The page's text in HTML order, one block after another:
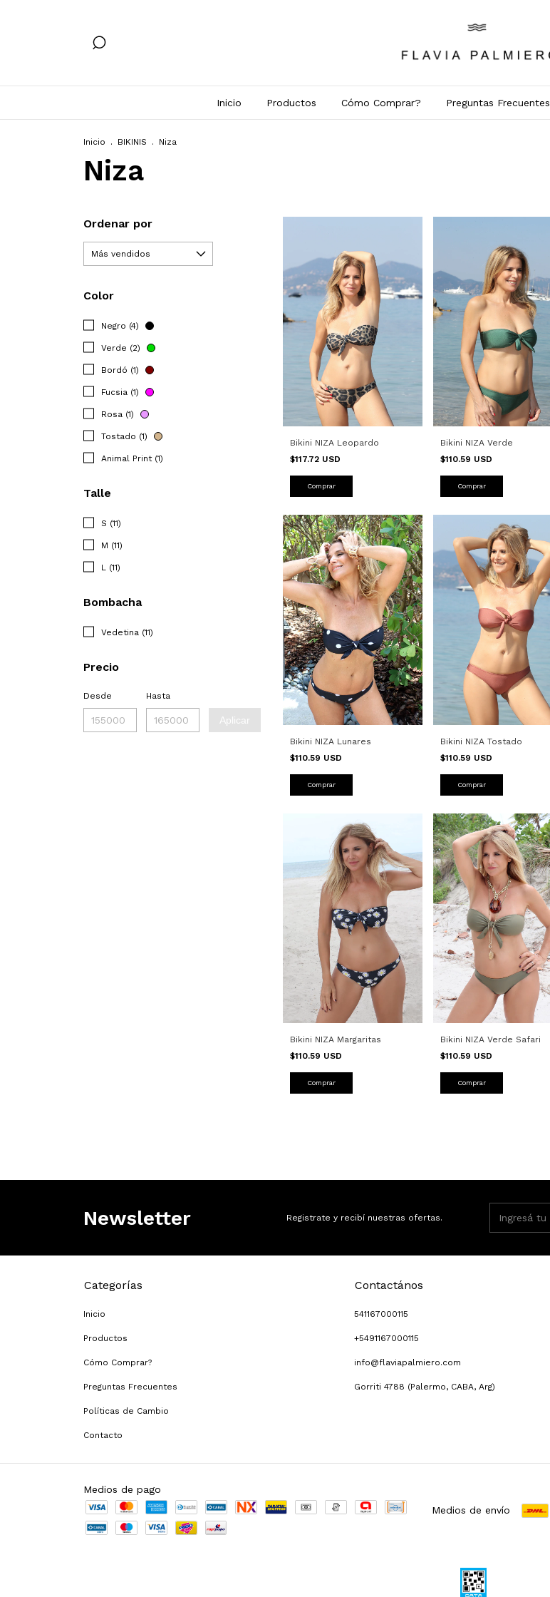
Inicio Productos Cómo Comprar? Preguntas Frecuentes
Inicio . BIKINIS . Niza
Niza
Ordenar por
Color
Negro (4)
Verde (2)
Bordó (1)
Fucsia (1)
Rosa (1)
Tostado (1)
Animal Print (1)
Talle
S (11)
M (11)
L (11)
Bombacha
Vedetina (11)
Precio
Desde Hasta
Aplicar
Bikini NIZA Leopardo
$117.72 USD
Comprar
Bikini NIZA Verde
$110.59 USD
Comprar
Bikini NIZA Lunares
$110.59 USD
Comprar
Bikini NIZA Tostado
$110.59 USD
Comprar
Bikini NIZA Margaritas
$110.59 USD
Comprar
Bikini NIZA Verde Safari
$110.59 USD
Comprar
Newsletter Registrate y recibí nuestras ofertas.
Categorías
Inicio
Productos
Cómo Comprar?
Preguntas Frecuentes
Políticas de Cambio
Contacto
Contactános
541167000115
+5491167000115
info@flaviapalmiero.com
Gorriti 4788 (Palermo, CABA, Arg)
Medios de pago
Medios de envío